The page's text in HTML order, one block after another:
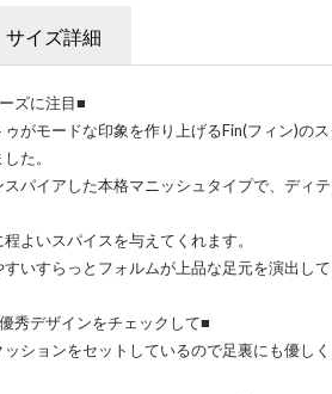
サイズ詳細
ズに注目■
がモードな印象を作り上げるFin(フィン)の
た。
パイアした本格マニッシュタイプで、ディ
よいスパイスを与えてくれます。
いすらっとフォルムが上品な足元を演出して
秀デザインをチェックして■
ションをセットしているので足裏にも優し